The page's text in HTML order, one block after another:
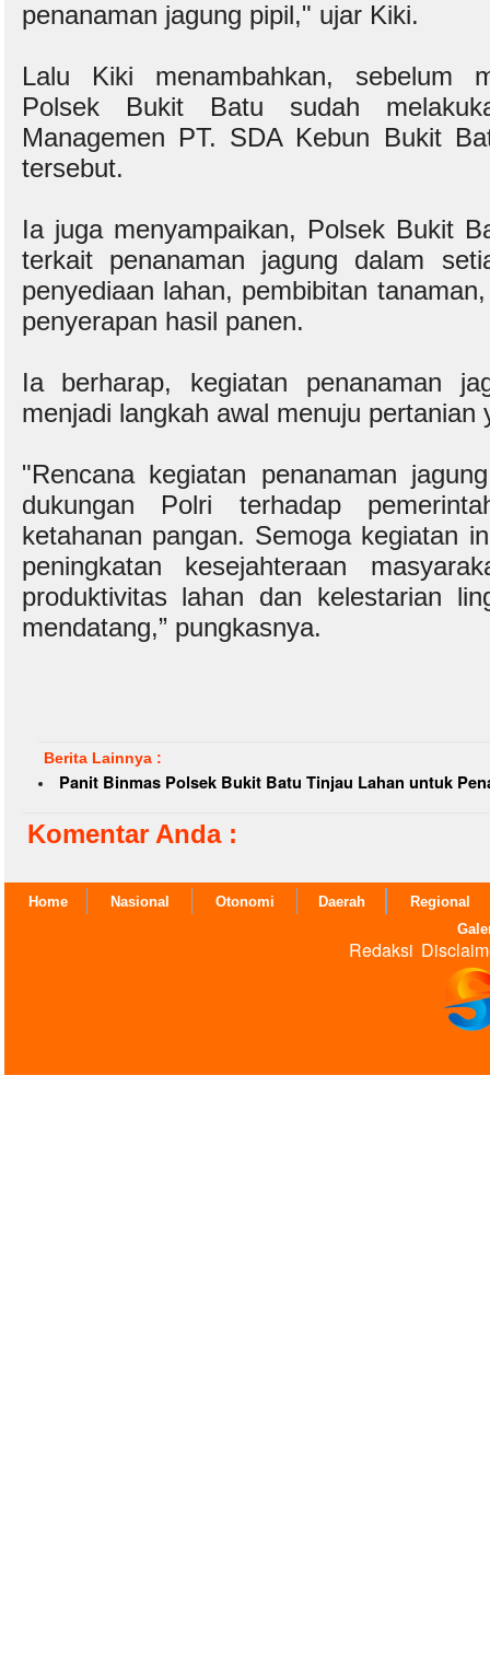
penanaman jagung pipil," ujar Kiki.
Lalu Kiki menambahkan, sebelum
Polsek Bukit Batu sudah
Managemen PT. SDA Kebun Bukit
tersebut.
Ia juga menyampaikan, Polsek Bukit
terkait penanaman jagung dalam
penyediaan lahan, pembibitan
penyerapan hasil panen.
Ia berharap, kegiatan penanaman
menjadi langkah awal menuju pertanian
"Rencana kegiatan penanaman
dukungan Polri terhadap
ketahanan pangan. Semoga kegiatan
peningkatan kesejahteraan
produktivitas lahan dan kelestarian
mendatang,” pungkasnya.
Berita Lainnya :
Panit Binmas Polsek Bukit Batu Tinjau Lahan untuk
Komentar Anda :
Home Nasional Otonomi Daerah
Regional
Redaksi